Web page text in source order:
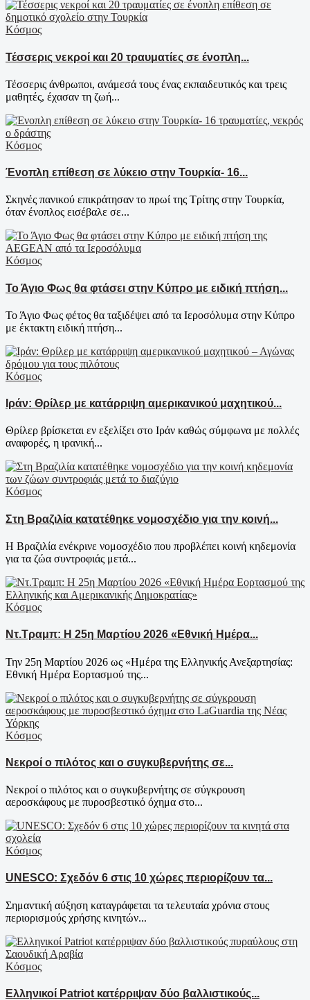
Κόσμος
Τέσσερις νεκροί και 20 τραυματίες σε ένοπλη...
Τέσσερις άνθρωποι, ανάμεσά τους ένας εκπαιδευτικός και τρεις
μαθητές, έχασαν τη ζωή...
Κόσμος
Ένοπλη επίθεση σε λύκειο στην Τουρκία- 16...
Σκηνές πανικού επικράτησαν το πρωί της Τρίτης στην Τουρκία,
όταν ένοπλος εισέβαλε σε...
Κόσμος
Το Άγιο Φως θα φτάσει στην Κύπρο με ειδική πτήση...
Το Άγιο Φως φέτος θα ταξιδέψει από τα Ιεροσόλυμα στην Κύπρο
με έκτακτη ειδική πτήση...
Κόσμος
Ιράν: Θρίλερ με κατάρριψη αμερικανικού μαχητικού...
Θρίλερ βρίσκεται εν εξελίξει στο Ιράν καθώς σύμφωνα με πολλές
αναφορές, η ιρανική...
Κόσμος
Στη Βραζιλία κατατέθηκε νομοσχέδιο για την κοινή...
Η Βραζιλία ενέκρινε νομοσχέδιο που προβλέπει κοινή κηδεμονία
για τα ζώα συντροφιάς μετά...
Κόσμος
Ντ.Τραμπ: Η 25η Μαρτίου 2026 «Εθνική Ημέρα...
Την 25η Μαρτίου 2026 ως «Ημέρα της Ελληνικής Ανεξαρτησίας:
Εθνική Ημέρα Εορτασμού της...
Κόσμος
Νεκροί ο πιλότος και ο συγκυβερνήτης σε...
Νεκροί ο πιλότος και ο συγκυβερνήτης σε σύγκρουση
αεροσκάφους με πυροσβεστικό όχημα στο...
Κόσμος
UNESCO: Σχεδόν 6 στις 10 χώρες περιορίζουν τα...
Σημαντική αύξηση καταγράφεται τα τελευταία χρόνια στους
περιορισμούς χρήσης κινητών...
Κόσμος
Ελληνικοί Patriot κατέρριψαν δύο βαλλιστικούς...